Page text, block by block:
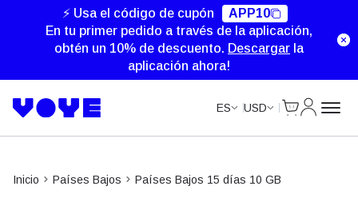
⚡ Usa el código de cupón
APP10
En tu primer pedido a través de la aplicación,
obtén un 10% de descuento. Descargar la
aplicación ahora!
ES USD
Inicio Países Bajos Países Bajos 15 días 10 GB
Unlimited Data
Unlimited Data